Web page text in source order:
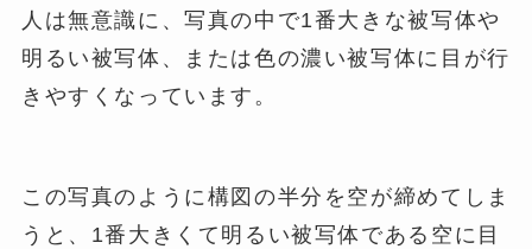
人は無意識に、写真の中で1番大きな被写体や
明るい被写体、または色の濃い被写体に目が行
きやすくなっています。
この写真のように構図の半分を空が締めてしま
うと、1番大きくて明るい被写体である空に目